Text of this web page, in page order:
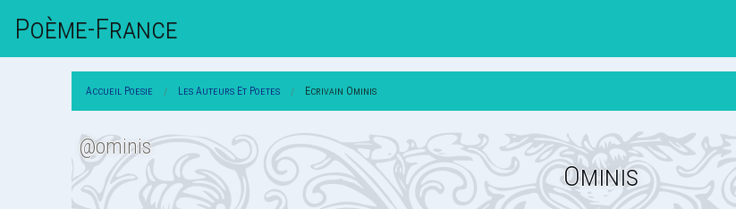
Poème-FrAnce
Accueil Poesie Les Auteurs Et Poetes Ecrivain Ominis
Ominis
@ominis